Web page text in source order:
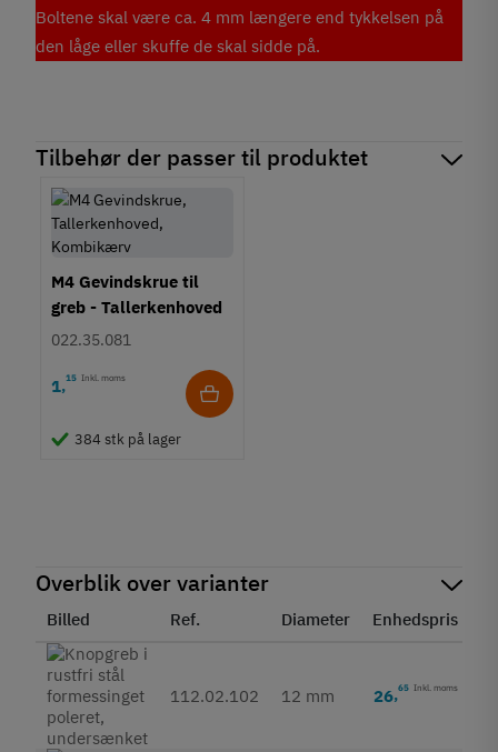
Boltene skal være ca. 4 mm længere end tykkelsen på
den låge eller skuffe de skal sidde på.
Tilbehør der passer til produktet
M4 Gevindskrue til
greb - Tallerkenhoved
- Krydskærv
022.35.081
1,15 Inkl. moms
384 stk på lager
Overblik over varianter
Billed Ref. Diameter Enhedspris
112.02.102 12 mm 26,65 Inkl. moms